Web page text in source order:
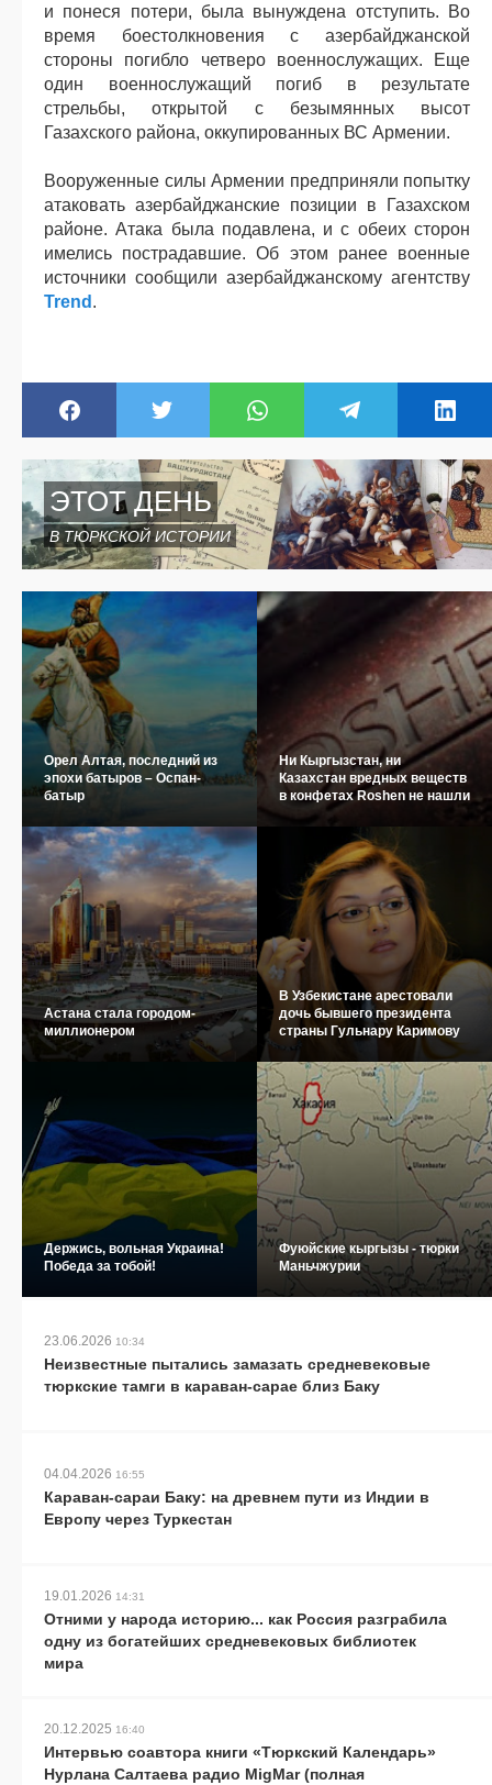
и понеся потери, была вынуждена отступить. Во
время боестолкновения с азербайджанской
стороны погибло четверо военнослужащих. Еще
один военнослужащий погиб в результате
стрельбы, открытой с безымянных высот
Газахского района, оккупированных ВС Армении.
Вооруженные силы Армении предприняли попытку
атаковать азербайджанские позиции в Газахском
районе. Атака была подавлена, и с обеих сторон
имелись пострадавшие. Об этом ранее военные
источники сообщили азербайджанскому агентству
Trend .
ЭТОТ ДЕНЬ
В ТЮРКСКОЙ ИСТОРИИ
Орел Алтая, последний из
эпохи батыров – Оспан-
батыр
Ни Кыргызстан, ни
Казахстан вредных веществ
в конфетах Roshen не нашли
Астана стала городом-
миллионером
В Узбекистане арестовали
дочь бывшего президента
страны Гульнару Каримову
Держись, вольная Украина!
Победа за тобой!
Фуюйские кыргызы - тюрки
Маньчжурии
23.06.2026 10:34
Неизвестные пытались замазать средневековые
тюркские тамги в караван-сарае близ Баку
04.04.2026 16:55
Караван-сараи Баку: на древнем пути из Индии в
Европу через Туркестан
19.01.2026 14:31
Отними у народа историю... как Россия разграбила
одну из богатейших средневековых библиотек
мира
20.12.2025 16:40
Интервью соавтора книги «Тюркский Календарь»
Нурлана Салтаева радио MigMar (полная